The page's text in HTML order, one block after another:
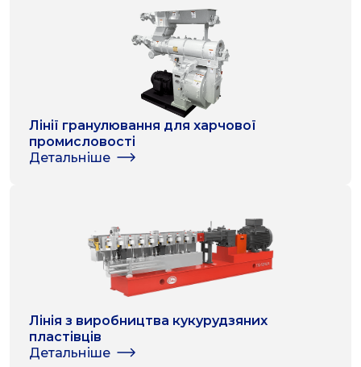
Лінії гранулювання для харчової
промисловості
Детальніше
Лінія з виробництва кукурудзяних
пластівців
Детальніше